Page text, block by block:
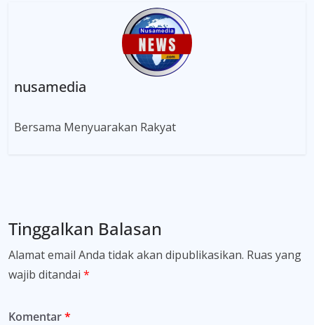
nusamedia
Bersama Menyuarakan Rakyat
Tinggalkan Balasan
Alamat email Anda tidak akan dipublikasikan. Ruas yang
wajib ditandai *
Komentar*